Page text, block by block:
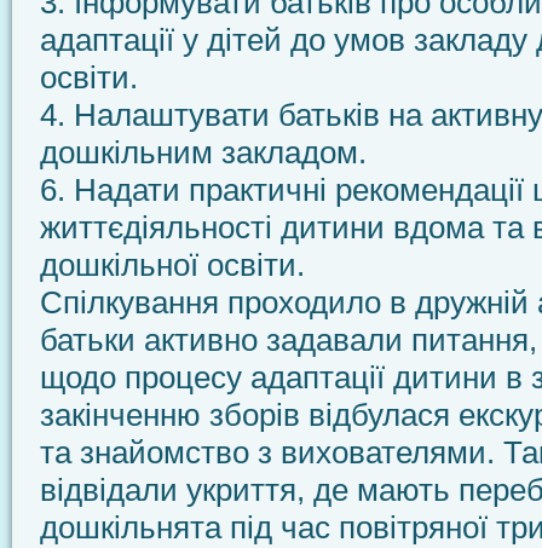
адаптації у дітей до умов закладу
освіти.
4. Налаштувати батьків на
дошкільним закладом.
6. Надати практичні рекомендації
життєдіяльності дитини вдома та
дошкільної освіти.
Спілкування проходило в дружній
батьки активно задавали
щодо процесу адаптації дитини в
закінченню зборів відбулася
та знайомство з вихователями.
відвідали укриття, де мають
дошкільнята під час повітряної